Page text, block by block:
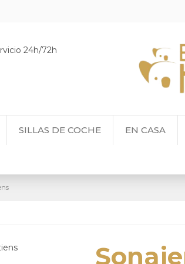
24h/72h
SILLAS DE COCHE EN CASA